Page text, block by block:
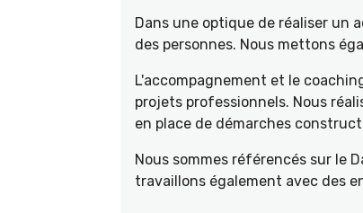
Dans une optique de réaliser un
des personnes. Nous mettons
L'accompagnement et le
projets professionnels. Nous
en place de démarches
Nous sommes référencés sur le
travaillons également avec des